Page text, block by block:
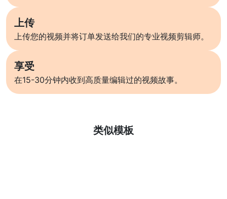
上传
上传您的视频并将订单发送给我们的专业视频剪辑师。
享受
在15-30分钟内收到高质量编辑过的视频故事。
类似模板
了解更多